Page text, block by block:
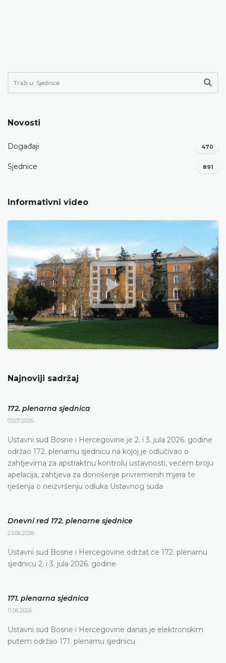
Novosti
Događaji 470
Sjednice 891
Informativni video
Najnoviji sadržaj
172. plenarna sjednica
03.07.2026.
Ustavni sud Bosne i Hercegovine je 2. i 3. jula 2026. godine
održao 172. plenarnu sjednicu na kojoj je odlučivao o
zahtjevima za apstraktnu kontrolu ustavnosti, većem broju
apelacija, zahtjeva za donošenje privremenih mjera te
rješenja o neizvršenju odluka Ustavnog suda
Dnevni red 172. plenarne sjednice
23.06.2026.
Ustavni sud Bosne i Hercegovine održat će 172. plenarnu
sjednicu 2. i 3. jula 2026. godine
171. plenarna sjednica
11.06.2026.
Ustavni sud Bosne i Hercegovine danas je elektronskim
putem održao 171. plenarnu sjednicu